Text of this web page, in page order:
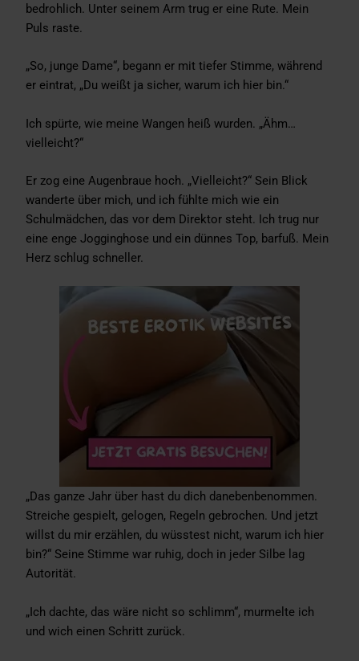
bedrohlich. Unter seinem Arm trug er eine Rute. Mein
Puls raste.
„So, junge Dame“, begann er mit tiefer Stimme, während
er eintrat, „Du weißt ja sicher, warum ich hier bin.“
Ich spürte, wie meine Wangen heiß wurden. „Ähm…
vielleicht?“
Er zog eine Augenbraue hoch. „Vielleicht?“ Sein Blick
wanderte über mich, und ich fühlte mich wie ein
Schulmädchen, das vor dem Direktor steht. Ich trug nur
eine enge Jogginghose und ein dünnes Top, barfuß. Mein
Herz schlug schneller.
„Das ganze Jahr über hast du dich danebenbenommen.
Streiche gespielt, gelogen, Regeln gebrochen. Und jetzt
willst du mir erzählen, du wüsstest nicht, warum ich hier
bin?“ Seine Stimme war ruhig, doch in jeder Silbe lag
Autorität.
„Ich dachte, das wäre nicht so schlimm“, murmelte ich
und wich einen Schritt zurück.